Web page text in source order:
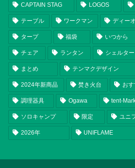
CAPTAIN STAG LOGOS
テーブル ワークマン ディー
タープ 福袋 いつから
チェア ランタン シェルター
まとめ テンマクデザイン
2024年新商品 焚き火台 お
調理器具 Ogawa tent-
ソロキャンプ 限定 ユニ
2026年 UNIFLAME